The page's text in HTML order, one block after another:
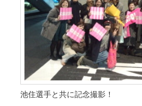
池住選手と共に記念撮影！